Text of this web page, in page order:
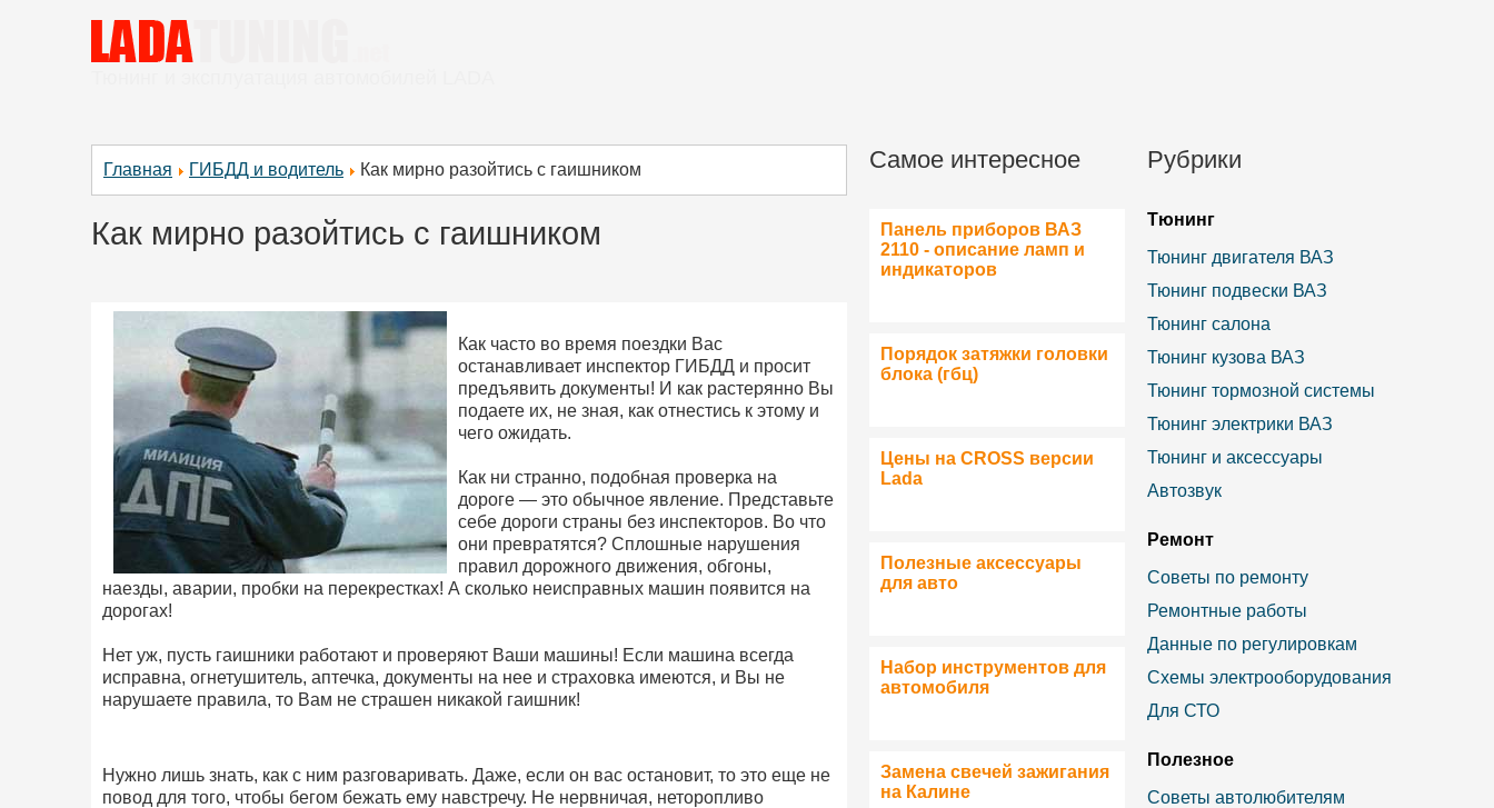
Главная ГИБДД и водитель Как мирно разойтись с гаишником
Как мирно разойтись с гаишником
Как часто во время поездки Вас
останавливает инспектор ГИБДД и просит
предъявить документы! И как растерянно Вы
подаете их, не зная, как отнестись к этому и
чего ожидать.
Как ни странно, подобная проверка на
дороге — это обычное явление. Представьте
себе дороги страны без инспекторов. Во что
они превратятся? Сплошные нарушения
правил дорожного движения, обгоны,
наезды, аварии, пробки на перекрестках! А сколько неисправных машин появится на
дорогах!
Нет уж, пусть гаишники работают и проверяют Ваши машины! Если машина всегда
исправна, огнетушитель, аптечка, документы на нее и страховка имеются, и Вы не
нарушаете правила, то Вам не страшен никакой гаишник!
Нужно лишь знать, как с ним разговаривать. Даже, если он вас остановит, то это еще не
повод для того, чтобы бегом бежать ему навстречу. Не нервничая, неторопливо
Самое интересное
Панель приборов ВАЗ
2110 - описание ламп и
индикаторов
Порядок затяжки головки
блока (гбц)
Цены на CROSS версии
Lada
Полезные аксессуары
для авто
Набор инструментов для
автомобиля
Замена свечей зажигания
на Калине
Рубрики
Тюнинг
Тюнинг двигателя ВАЗ
Тюнинг подвески ВАЗ
Тюнинг салона
Тюнинг кузова ВАЗ
Тюнинг тормозной системы
Тюнинг электрики ВАЗ
Тюнинг и аксессуары
Автозвук
Ремонт
Советы по ремонту
Ремонтные работы
Данные по регулировкам
Схемы электрооборудования
Для СТО
Полезное
Советы автолюбителям